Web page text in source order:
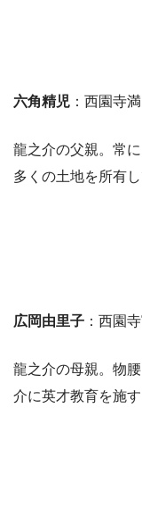
六角精児 ：西園寺
龍之介の父親。常
多くの土地を所有し
広岡由里子 ：西園
龍之介の母親。物
介に英才教育を施す